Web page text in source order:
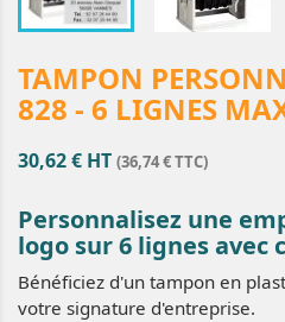
TAMPON
828 - 6 LIGNES
30,62 € HT (36,74 € TTC)
Personnalisez une
logo sur 6 lignes avec
Bénéficiez d'un tampon en
votre signature d'entreprise.